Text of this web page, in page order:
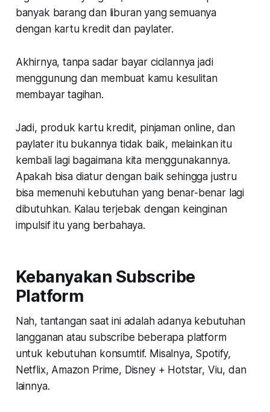
banyak barang dan liburan yang semuanya
dengan kartu kredit dan paylater.
Akhirnya, tanpa sadar bayar cicilannya jadi
menggunung dan membuat kamu kesulitan
membayar tagihan.
Jadi, produk kartu kredit, pinjaman online, dan
paylater itu bukannya tidak baik, melainkan itu
kembali lagi bagaimana kita menggunakannya.
Apakah bisa diatur dengan baik sehingga justru
bisa memenuhi kebutuhan yang benar-benar lagi
dibutuhkan. Kalau terjebak dengan keinginan
impulsif itu yang berbahaya.
Kebanyakan Subscribe
Platform
Nah, tantangan saat ini adalah adanya kebutuhan
langganan atau subscribe beberapa platform
untuk kebutuhan konsumtif. Misalnya, Spotify,
Netflix, Amazon Prime, Disney + Hotstar, Viu, dan
lainnya.